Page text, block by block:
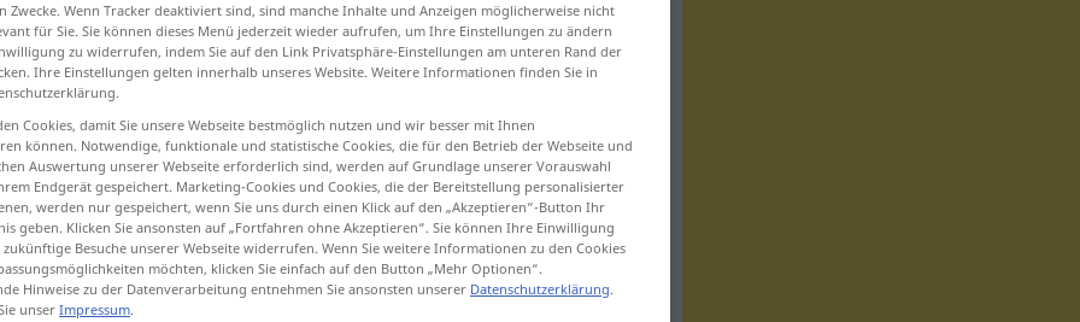
Zwecke. Wenn Tracker deaktiviert sind, sind manche Inhalte und Anzeigen möglicherweise nicht
für Sie. Sie können dieses Menü jederzeit wieder aufrufen, um Ihre Einstellungen zu ändern
zu widerrufen, indem Sie auf den Link Privatsphäre-Einstellungen am unteren Rand der
Ihre Einstellungen gelten innerhalb unseres Website. Weitere Informationen finden Sie in
Cookies, damit Sie unsere Webseite bestmöglich nutzen und wir besser mit Ihnen
können. Notwendige, funktionale und statistische Cookies, die für den Betrieb der Webseite und
Auswertung unserer Webseite erforderlich sind, werden auf Grundlage unserer Vorauswahl
Endgerät gespeichert. Marketing-Cookies und Cookies, die der Bereitstellung personalisierter
werden nur gespeichert, wenn Sie uns durch einen Klick auf den „Akzeptieren“-Button Ihr
geben. Klicken Sie ansonsten auf „Fortfahren ohne Akzeptieren“. Sie können Ihre Einwilligung
Besuche unserer Webseite widerrufen. Wenn Sie weitere Informationen zu den Cookies
möchten, klicken Sie einfach auf den Button „Mehr Optionen“.
Hinweise zu der Datenverarbeitung entnehmen Sie ansonsten unserer Datenschutzerklärung.
unser Impressum.